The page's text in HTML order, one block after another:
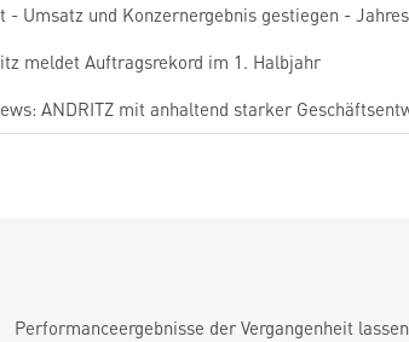
- Umsatz und Konzernergebnis gestiegen -
meldet Auftragsrekord im 1. Halbjahr
ANDRITZ mit anhaltend starker
Performanceergebnisse der Vergangenheit